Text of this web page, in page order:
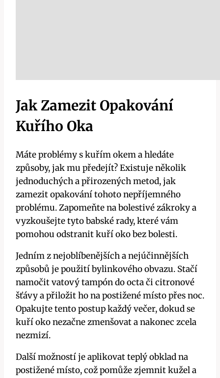
Jak Zamezit Opakování
Kuřího Oka
Máte problémy s kuřím okem a hledáte
způsoby, jak mu předejít? Existuje několik
jednoduchých a přirozených metod, jak
zamezit opakování tohoto nepříjemného
problému. Zapomeňte na bolestivé zákroky a
vyzkoušejte tyto babské rady, které vám
pomohou odstranit kuří oko bez bolesti.
Jedním z nejoblíbenějších a nejúčinnějších
způsobů je použití bylinkového obvazu. Stačí
namočit vatový tampón do octa či citronové
šťávy a přiložit ho na postižené místo přes noc.
Opakujte tento postup každý večer, dokud se
kuří oko nezačne zmenšovat a nakonec zcela
nezmizí.
Další možností je aplikovat teplý obklad na
postižené místo, což pomůže zjemnit kužel a